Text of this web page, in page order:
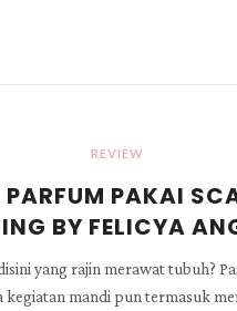
REVIEW
PAKAI
BY FELICYA
yang rajin merawat tubuh?
kegiatan mandi pun termasuk